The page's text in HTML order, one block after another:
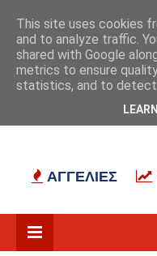
ΠΑΡΑΘΥΡΟ ΣΤΟ
ΑΓΓΕΛΙΕΣ
This site uses cookies
and to analyze traffic.
shared with Google
metrics to ensure
statistics, and to detect